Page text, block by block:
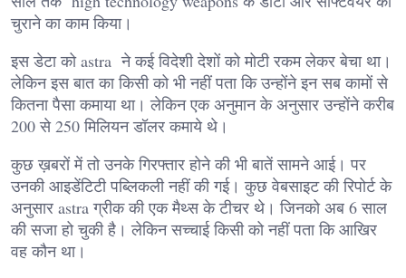
चुराने का काम किया।
इस डेटा को astra ने कई विदेशी देशों को मोटी रकम लेकर बेचा था।
लेकिन इस बात का किसी को भी नहीं पता कि उन्होंने इन सब कामों से
कितना पैसा कमाया था। लेकिन एक अनुमान के अनुसार उन्होंने करीब
200 से 250 मिलियन डॉलर कमाये थे।
कुछ ख़बरों में तो उनके गिरफ्तार होने की भी बातें सामने आई। पर
उनकी आइडेंटिटी पब्लिकली नहीं की गई। कुछ वेबसाइट की रिपोर्ट के
अनुसार astra ग्रीक की एक मैथ्स के टीचर थे। जिनको अब 6 साल
की सजा हो चुकी है। लेकिन सच्चाई किसी को नहीं पता कि आखिर
वह कौन था।